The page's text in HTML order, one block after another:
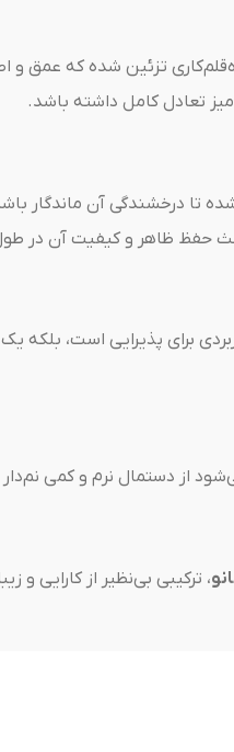
تزئین شده که عمق و
تعادل کامل داشته باشد.
تا درخشندگی آن
حفظ ظاهر و کیفیت آن در
برای پذیرایی است، بلکه
از دستمال نرم و کمی
، ترکیبی بی‌نظیر از